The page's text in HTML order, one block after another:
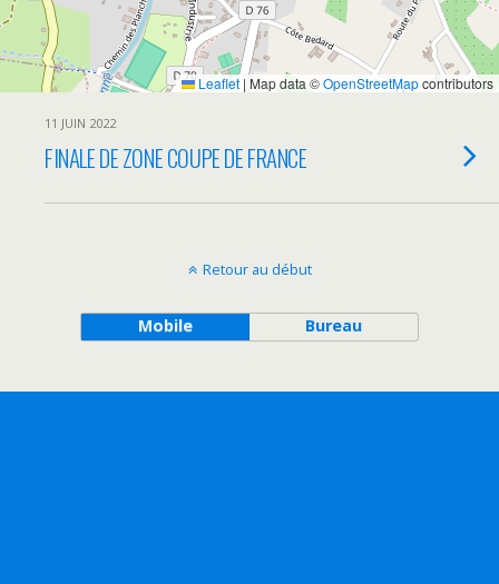
Leaflet | Map data ©OpenStreetMapcontributors
11 JUIN 2022
FINALE DE ZONE COUPE DE FRANCE
Retour au début
Mobile Bureau